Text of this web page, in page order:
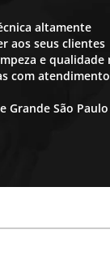
altamente
aos seus clientes
e qualidade
com atendimento
Grande São Paulo